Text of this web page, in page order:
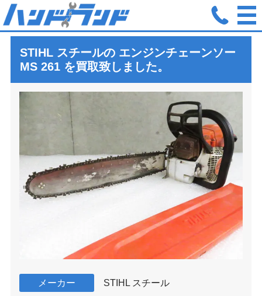
ホーム 買取実績 STIHL スチール MS 261 エンジンチェーンソ
STIHL スチールの エンジンチェーンソー
MS 261 を買取致しました。
メーカー STIHL スチール